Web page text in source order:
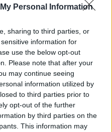
Personal Information
sharing to third parties, or
information for
use the below opt-out
Please note that after your
may continue seeing
information utilized by
to third parties prior to
opt-out of the further
by third parties on the
This information may
hogy mit beszél.